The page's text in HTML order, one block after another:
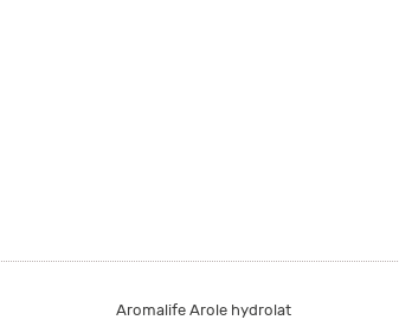
Aromalife Arole hydrolat